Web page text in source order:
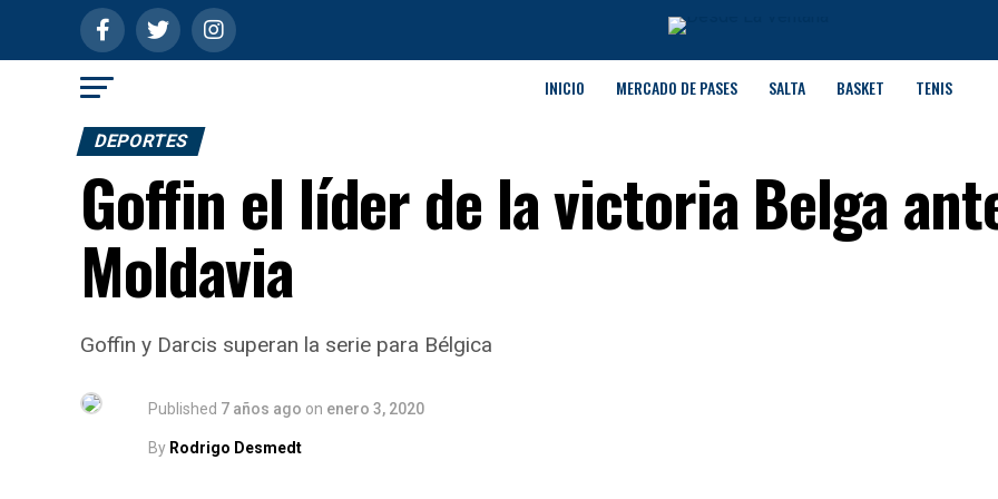
INICIO MERCADO DE PASES SALTA BASKET TENIS
DEPORTES
Goffin el líder de la victoria Belga
Moldavia
Goffin y Darcis superan la serie para Bélgica
Published 7 años ago on enero 3, 2020
By Rodrigo Desmedt